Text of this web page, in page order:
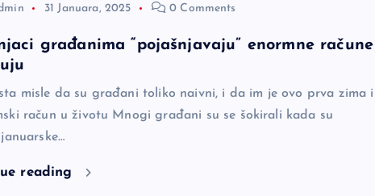
31 Januara, 2025 0 Comments
građanima “pojašnjavaju” enormne račune
misle da su građani toliko naivni, i da im je ovo prva zima i
račun u životu Mnogi građani su se šokirali kada su
reading